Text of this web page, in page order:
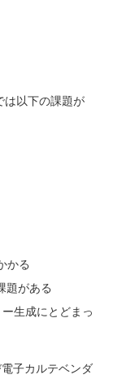
は以下の課題が
かる
題がある
生成にとどまっ
子カルテベンダ